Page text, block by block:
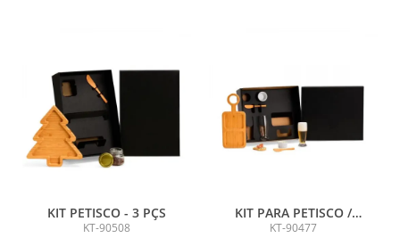
KIT PETISCO - 3 PÇS
KT-90508
KIT PARA PETISCO /
CERVEJA - 7 PÇS
KT-90477